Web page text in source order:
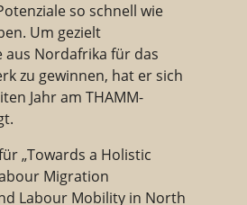
so schnell wie
Um gezielt
aus Nordafrika für das
zu gewinnen, hat er sich
Jahr am THAMM-
„Towards a Holistic
Migration
Labour Mobility in North